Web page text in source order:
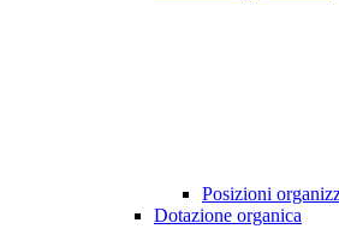
Posizioni
Dotazione organica